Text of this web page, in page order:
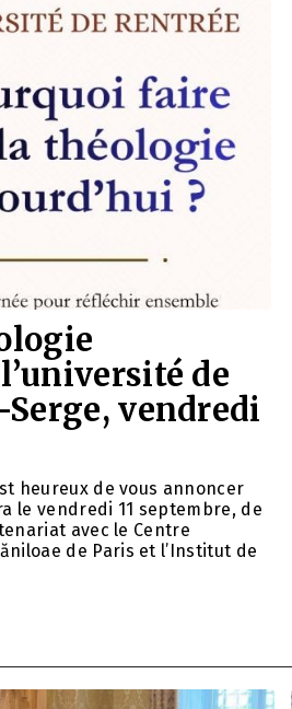
de
vendredi
heureux de vous annoncer
le vendredi 11 septembre, de
avec le Centre
de Paris et l’Institut de